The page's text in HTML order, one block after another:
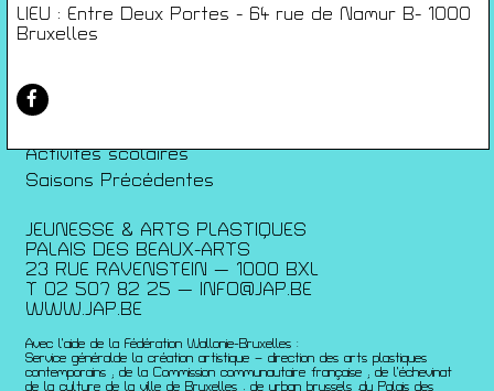
LIEU : Entre Deux Portes - 64 rue de Namur B- 1000
Bruxelles
Rencontres
Artists Print
Activités scolaires
Saisons Précédentes
JEUNESSE & ARTS PLASTIQUES
PALAIS DES BEAUX-ARTS
23 RUE RAVENSTEIN — 1000 BXL
T 02 507 82 25 —
INFO@JAP.BE
WWW.JAP.BE
Avec l’aide de la Fédération Wallonie-Bruxelles :
Service généralde la création artistique – direction des arts plastiques
contemporains ; de la Commission communautaire française ; de l’échevinat
de la culture de la ville de Bruxelles ; de urban brussels ;du Palais des